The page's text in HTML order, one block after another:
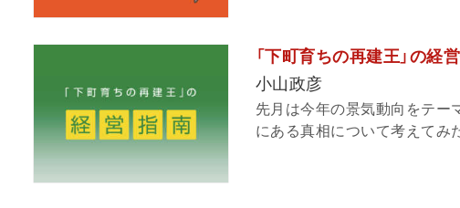
「下町育ちの再建王」の経
小山政彦
先月は今年の景気動向をテー
にある真相について考えてみ